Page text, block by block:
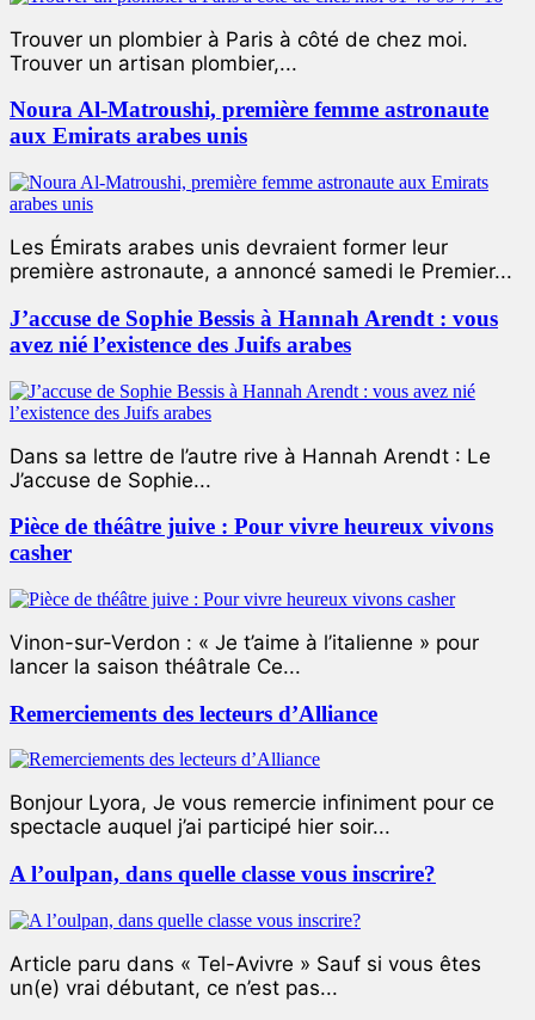
Trouver un plombier à Paris à côté de chez moi.
Trouver un artisan plombier,...
Noura Al-Matroushi, première femme astronaute
aux Emirats arabes unis
Les Émirats arabes unis devraient former leur
première astronaute, a annoncé samedi le Premier...
J’accuse de Sophie Bessis à Hannah Arendt : vous
avez nié l’existence des Juifs arabes
Dans sa lettre de l’autre rive à Hannah Arendt : Le
J’accuse de Sophie...
Pièce de théâtre juive : Pour vivre heureux vivons
casher
Vinon-sur-Verdon : « Je t’aime à l’italienne » pour
lancer la saison théâtrale Ce...
Remerciements des lecteurs d’Alliance
Bonjour Lyora, Je vous remercie infiniment pour ce
spectacle auquel j’ai participé hier soir...
A l’oulpan, dans quelle classe vous inscrire?
Article paru dans « Tel-Avivre » Sauf si vous êtes
un(e) vrai débutant, ce n’est pas...